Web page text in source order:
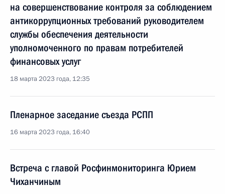
на совершенствование контроля за соблюдением
антикоррупционных требований руководителем
службы обеспечения деятельности
уполномоченного по правам потребителей
финансовых услуг
18 марта 2023 года, 12:35
Пленарное заседание съезда РСПП
16 марта 2023 года, 16:40
Встреча с главой Росфинмониторинга Юрием
Чиханчиным